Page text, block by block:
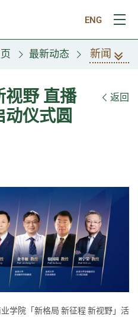
ENG
打
最新动态 新闻
视野 直播
动仪式圆
返回
学院「新格局 新征程 新视野」活